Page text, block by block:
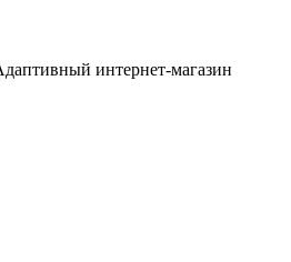
интернет-магазин